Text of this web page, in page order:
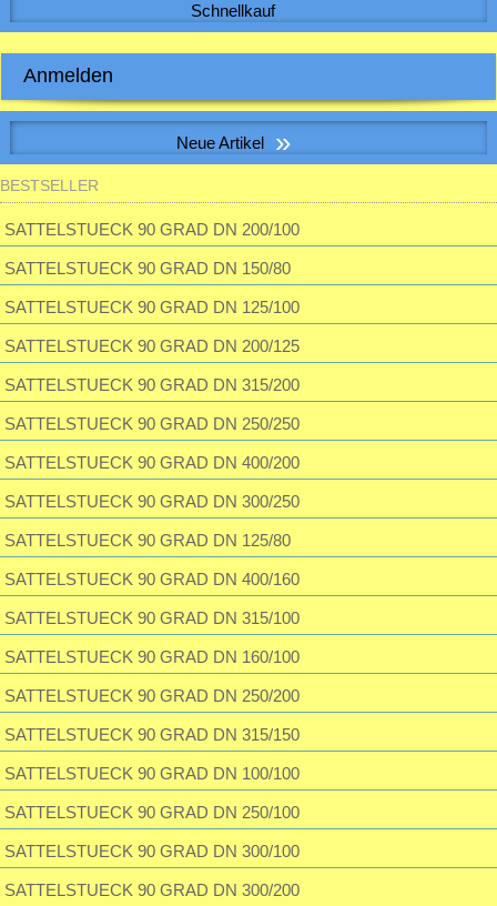
Schnellkauf
Anmelden
E-Mail-Adresse:
Passwort:
Passwort vergessen?
Neue Artikel »
S&P SILENT-100 CHZ VISUAL Kleinraum-Ventilatator, Feuchte, LED
BESTSELLER
SATTELSTUECK 90 GRAD DN 200/100
SATTELSTUECK 90 GRAD DN 150/80
SATTELSTUECK 90 GRAD DN 125/100
SATTELSTUECK 90 GRAD DN 200/125
SATTELSTUECK 90 GRAD DN 315/200
SATTELSTUECK 90 GRAD DN 250/250
SATTELSTUECK 90 GRAD DN 400/200
SATTELSTUECK 90 GRAD DN 300/250
SATTELSTUECK 90 GRAD DN 125/80
SATTELSTUECK 90 GRAD DN 400/160
SATTELSTUECK 90 GRAD DN 315/100
SATTELSTUECK 90 GRAD DN 160/100
SATTELSTUECK 90 GRAD DN 250/200
SATTELSTUECK 90 GRAD DN 315/150
SATTELSTUECK 90 GRAD DN 100/100
SATTELSTUECK 90 GRAD DN 250/100
SATTELSTUECK 90 GRAD DN 300/100
SATTELSTUECK 90 GRAD DN 300/200